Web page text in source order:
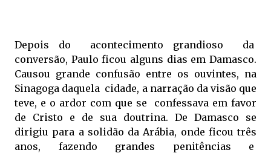
Depois do acontecimento grandioso da
conversão, Paulo ficou alguns dias em Damasco.
Causou grande confusão entre os ouvintes, na
Sinagoga daquela cidade, a narração da visão que
teve, e o ardor com que se confessava em favor
de Cristo e de sua doutrina. De Damasco se
dirigiu para a solidão da Arábia, onde ficou três
anos, fazendo grandes penitências e